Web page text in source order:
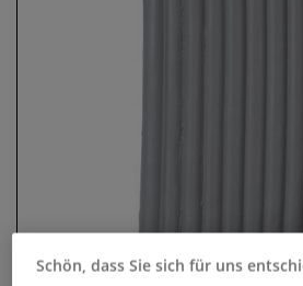
Schön, dass Sie sich für uns